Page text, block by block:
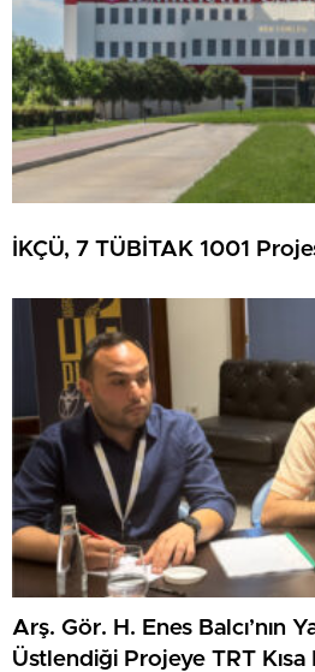
İKÇÜ, 7 TÜBİTAK 1001
Arş. Gör. H. Enes Balcı’nın
Üstlendiği Projeye TRT Kısa